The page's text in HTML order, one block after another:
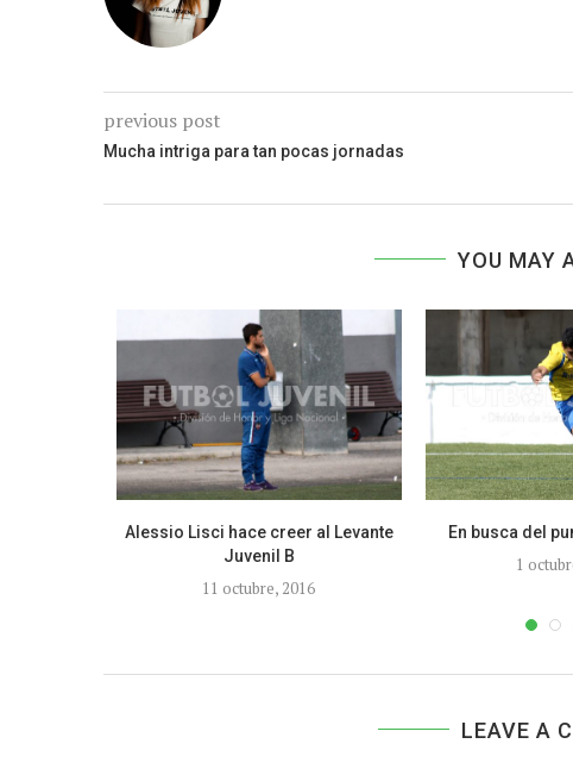
previous post
Mucha intriga para tan pocas jornadas
YOU MAY
Alessio Lisci hace creer al Levante
Juvenil B
11 octubre, 2016
En busca del
1
LEAVE A